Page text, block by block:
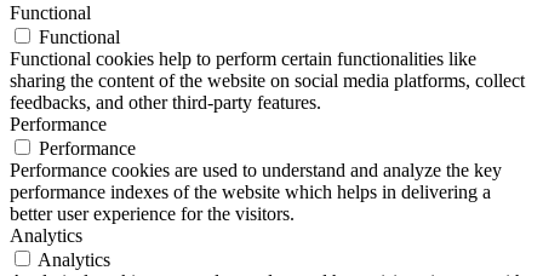
Functional
Functional
Functional cookies help to perform certain functionalities like
sharing the content of the website on social media platforms, collect
feedbacks, and other third-party features.
Performance
Performance
Performance cookies are used to understand and analyze the key
performance indexes of the website which helps in delivering a
better user experience for the visitors.
Analytics
Analytics